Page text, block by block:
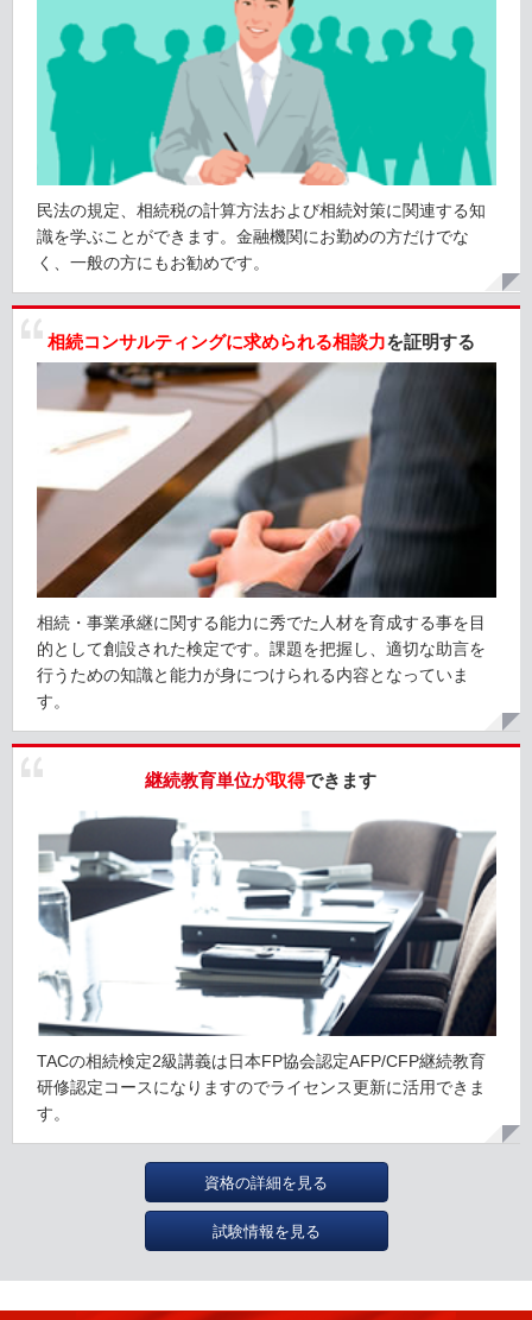
民法の規定、相続税の計算方法および相続対策に関連する知
識を学ぶことができます。金融機関にお勤めの方だけでな
く、一般の方にもお勧めです。
相続コンサルティングに求められる相談力を証明する
相続・事業承継に関する能力に秀でた人材を育成する事を目
的として創設された検定です。課題を把握し、適切な助言を
行うための知識と能力が身につけられる内容となっていま
す。
継続教育単位が取得できます
TACの相続検定2級講義は日本FP協会認定AFP/CFP継続教育
研修認定コースになりますのでライセンス更新に活用できま
す。
資格の詳細を見る
試験情報を見る